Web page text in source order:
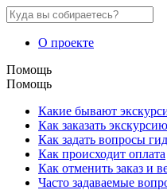
О проекте
Помощь
Помощь
Какие бывают
Как заказать экскурсию
Как задать вопросы
Как происходит оплата
Как отменить заказ и
Часто задаваемые